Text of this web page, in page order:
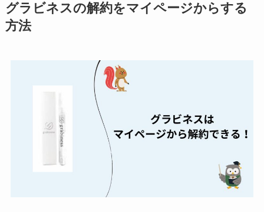
解約方法まとめ！契
詳しく解説！
まとめ！電話が繋が
らない時の裏ワザ
グラビネスの解約をマイページからする
方法